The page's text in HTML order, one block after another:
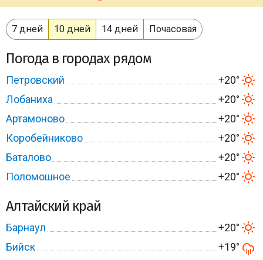
7 дней 10 дней 14 дней Почасовая
Погода в городах рядом
Петровский
+20°
Лобаниха
+20°
Артамоново
+20°
Коробейниково
+20°
Баталово
+20°
Поломошное
+20°
Алтайский край
Барнаул
+20°
Бийск
+19°